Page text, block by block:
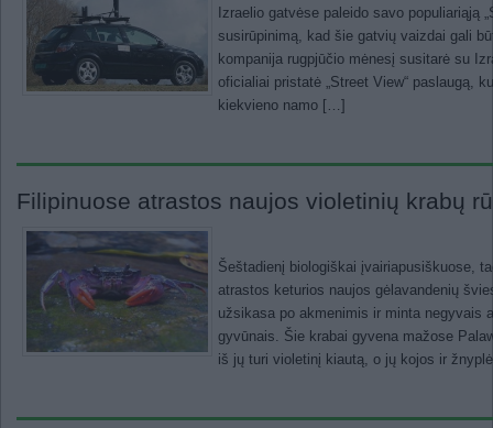
Izraelio gatvėse paleido savo populiariąją
susirūpinimą, kad šie gatvių vaizdai gali
kompanija rugpjūčio mėnesį susitarė su
oficialiai pristatė „Street View“ paslaugą,
kiekvieno namo […]
Filipinuose atrastos naujos violetinių krabų
Šeštadienį biologiškai įvairiapusiškuose,
atrastos keturios naujos gėlavandenių
užsikasa po akmenimis ir minta negyvais
gyvūnais. Šie krabai gyvena mažose
iš jų turi violetinį kiautą, o jų kojos ir